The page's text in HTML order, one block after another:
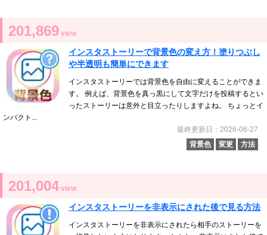
201,869 view
インスタストーリーで背景色の変え方！塗りつぶし
や半透明も簡単にできます
インスタストーリーでは背景色を自由に変えることができま
す。 例えば、背景色を真っ黒にして文字だけを投稿するとい
ったストーリーは意外と目立ったりしますよね。 ちょっとイ
ンパクト...
最終更新日：2026-06-27
背景色
変更 方法
201,004 view
インスタストーリーを非表示にされた後で見る方法
インスタストーリーを非表示にされたら相手のストーリーを